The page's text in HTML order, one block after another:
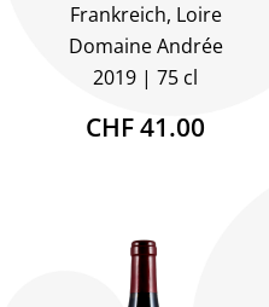
Frankreich, Loire
Domaine Andrée
2019
75 cl
CHF 41.00